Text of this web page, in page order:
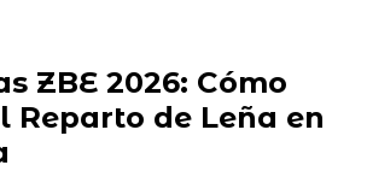
ZBE 2026: Cómo
Reparto de Leña en